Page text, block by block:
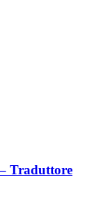
Traduttore